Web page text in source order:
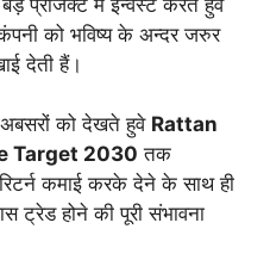
को भविष्य के अन्दर जरुर
देती हैं।
को देखते हुवे Rattan
Target 2030 तक
कमाई करके देने के साथ ही
ट्रेड होने की पूरी संभावना